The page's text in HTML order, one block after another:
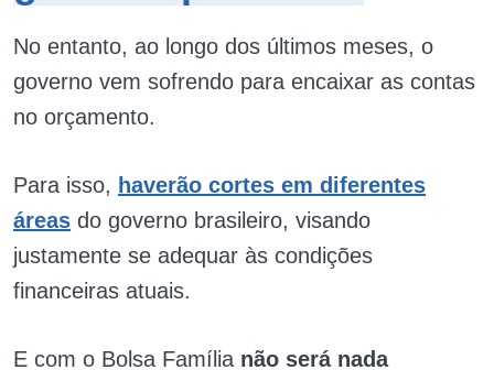
No entanto, ao longo dos últimos meses, o
governo vem sofrendo para encaixar as contas
no orçamento.
Para isso, haverão cortes em diferentes
áreas do governo brasileiro, visando
justamente se adequar às condições
financeiras atuais.
E com o Bolsa Família não será nada